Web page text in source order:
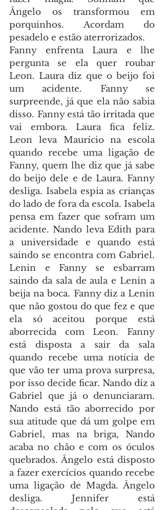
Ângelo os transformou em
porquinhos. Acordam do
pesadelo e estão aterrorizados.
Fanny enfrenta Laura e lhe
pergunta se ela quer roubar
Leon. Laura diz que o beijo foi
um acidente. Fanny se
surpreende, já que ela não sabia
disso. Fanny está tão irritada que
vai embora. Laura fica feliz.
Leon leva Maurício na escola
quando recebe uma ligação de
Fanny, quem lhe diz que já sabe
do beijo dele e de Laura. Fanny
desliga. Isabela espia as crianças
do lado de fora da escola. Isabela
pensa em fazer que sofram um
acidente. Nando leva Edith para
a universidade e quando está
saindo se encontra com Gabriel.
Lenin e Fanny se esbarram
saindo da sala de aula e Lenin a
beija na boca. Fanny diz a Lenin
que não gostou do que fez e que
ela só aceitou porque está
aborrecida com Leon. Fanny
está disposta a sair da sala
quando recebe uma notícia de
que vão ter uma prova surpresa,
por isso decide ficar. Nando diz a
Gabriel que já o denunciaram.
Nando está tão aborrecido por
sua atitude que dá um golpe em
Gabriel, mas na briga, Nando
acaba no chão e com os óculos
quebrados. Ângelo está disposto
a fazer exercícios quando recebe
uma ligação de Magda. Ângelo
desliga. Jennifer está